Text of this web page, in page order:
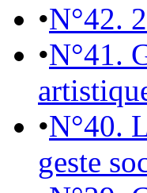
•N°42.
•N°41.
•N°40.
geste